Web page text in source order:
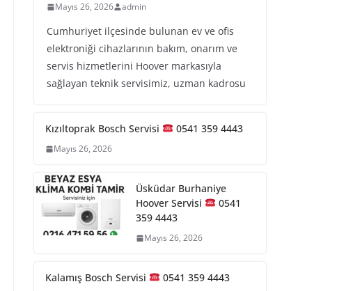
Mayıs 26, 2026 admin
Cumhuriyet ilçesinde bulunan ev ve ofis
elektroniği cihazlarının bakım, onarım ve
servis hizmetlerini Hoover markasıyla
sağlayan teknik servisimiz, uzman kadrosu
Kızıltoprak Bosch Servisi 0541 359 4443
Mayıs 26, 2026
Üsküdar Burhaniye
Hoover Servisi
0541
359 4443
Mayıs 26, 2026
Kalamış Bosch Servisi 0541 359 4443